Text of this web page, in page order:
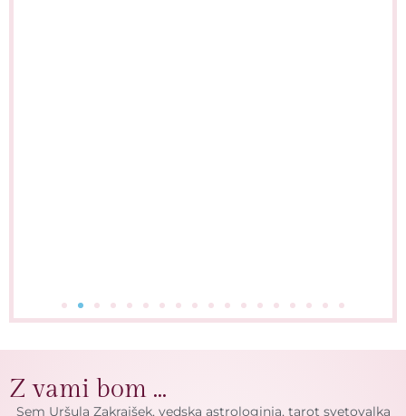
Z vami bom ...
Sem Uršula Zakrajšek, vedska astrologinja, tarot svetovalka